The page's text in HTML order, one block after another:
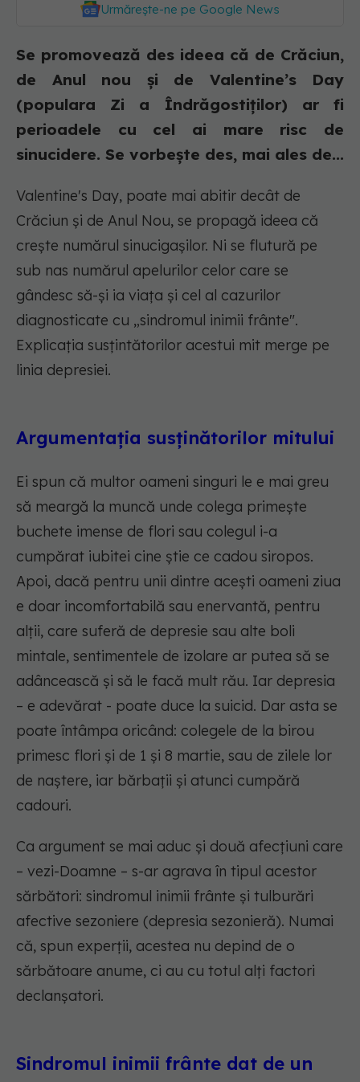
Urmărește-ne pe Google News
Se promovează des ideea că de Crăciun,
de Anul nou și de Valentine’s Day
(populara Zi a Îndrăgostiților) ar fi
perioadele cu cel ai mare risc de
sinucidere. Se vorbește des, mai ales de...
Valentine's Day, poate mai abitir decât de
Crăciun și de Anul Nou, se propagă ideea că
crește numărul sinucigașilor. Ni se flutură pe
sub nas numărul apelurilor celor care se
gândesc să-și ia viața și cel al cazurilor
diagnosticate cu „sindromul inimii frânte".
Explicația susțintătorilor acestui mit merge pe
linia depresiei.
Argumentația susținătorilor mitului
Ei spun că multor oameni singuri le e mai greu
să meargă la muncă unde colega primește
buchete imense de flori sau colegul i-a
cumpărat iubitei cine știe ce cadou siropos.
Apoi, dacă pentru unii dintre acești oameni ziua
e doar incomfortabilă sau enervantă, pentru
alții, care suferă de depresie sau alte boli
mintale, sentimentele de izolare ar putea să se
adâncească și să le facă mult rău. Iar depresia
– e adevărat - poate duce la suicid. Dar asta se
poate întâmpa oricând: colegele de la birou
primesc flori și de 1 și 8 martie, sau de zilele lor
de naștere, iar bărbații și atunci cumpără
cadouri.
Ca argument se mai aduc și două afecțiuni care
– vezi-Doamne – s-ar agrava în tipul acestor
sărbători: sindromul inimii frânte și tulburări
afective sezoniere (depresia sezonieră). Numai
că, spun experții, acestea nu depind de o
sărbătoare anume, ci au cu totul alți factori
declanșatori.
Sindromul inimii frânte dat de un